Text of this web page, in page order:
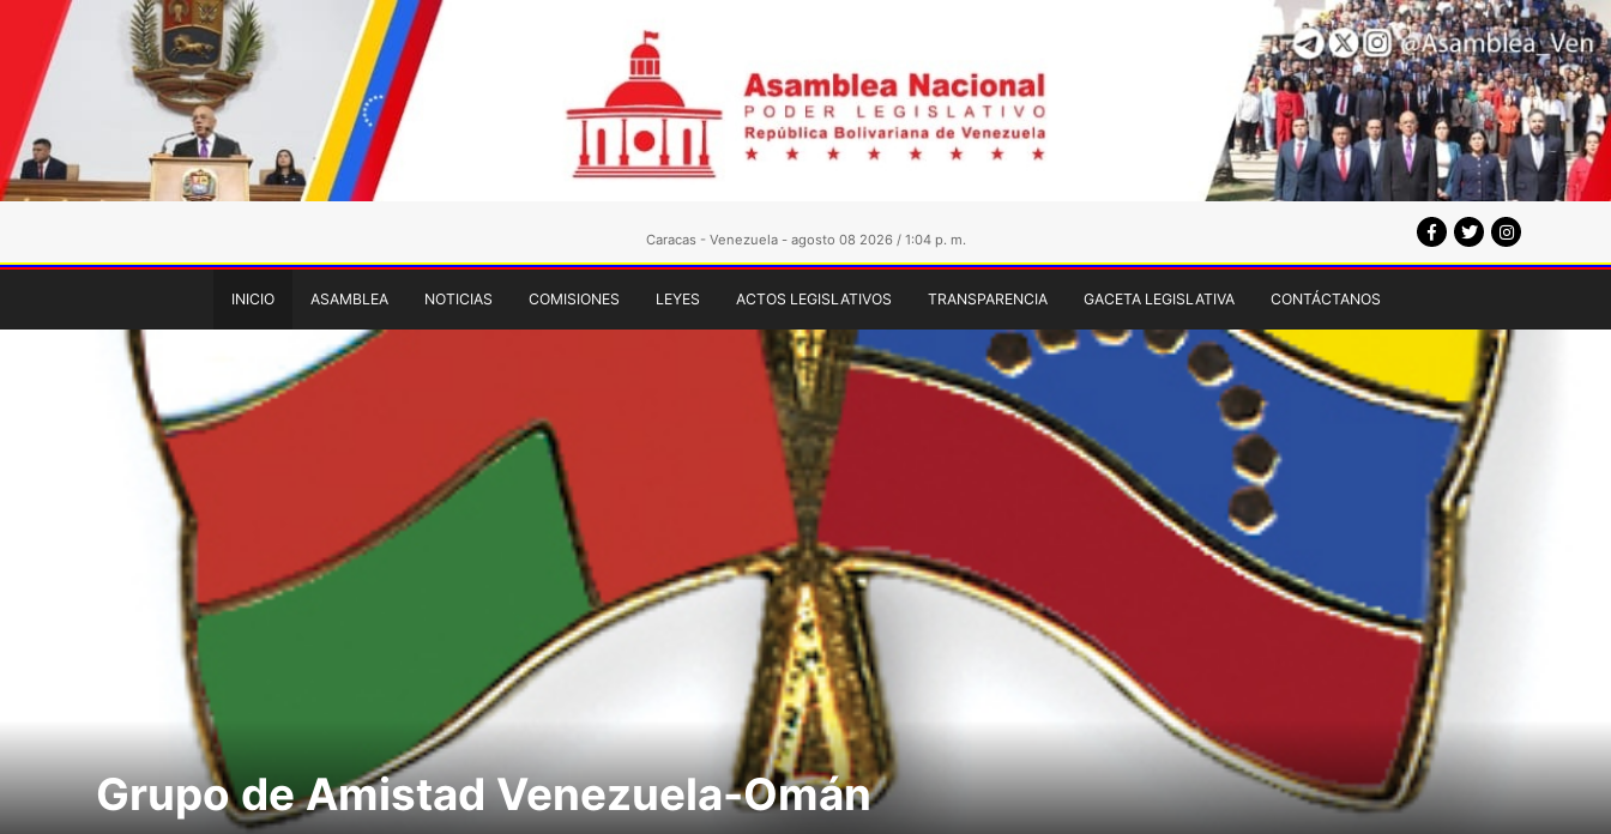
Caracas - Venezuela - agosto 08 2026 / 1:04 p. m.
INICIO ASAMBLEA NOTICIAS COMISIONES LEYES ACTOS LEGISLATIVOS TRANSPARENCIA GACETA LEGISLATIVA CONTÁCTANOS
Grupo de Amistad Venezuela-Omán